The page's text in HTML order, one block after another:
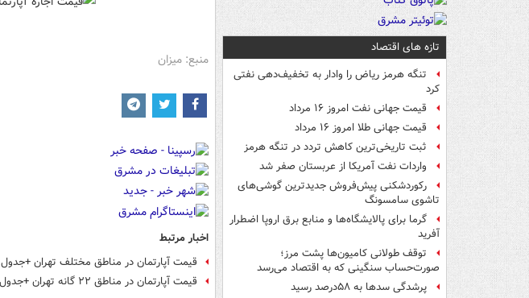
تازه های اقتصاد
تنگه هرمز ریاض را وادار به تخفیف‌دهی نفتی
کرد
قیمت جهانی نفت امروز ۱۶ مرداد
قیمت جهانی طلا امروز ۱۶ مرداد
ثبت تاریخی‌ترین کاهش تردد در تنگه هرمز
واردات نفت آمریکا از عربستان صفر شد
رکوردشکنی پیش‌فروش جدیدترین گوشی‌های
تاشوی سامسونگ
گرما برای پالایشگاه‌ها و منابع برق اروپا اضطرار
آفرید
توقف طولانی کامیون‌ها پشت مرز؛
صورت‌حساب سنگینی که به اقتصاد می‌رسد
پرشدگی سدها به ۵۸درصد رسید
منبع: میزان
اخبار مرتبط
قیمت آپارتمان در مناطق مختلف تهران +جدول
قیمت آپارتمان در مناطق ۲۲ گانه تهران +جدول